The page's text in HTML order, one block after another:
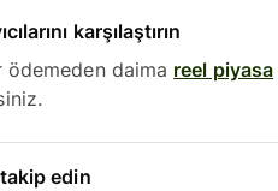
karşılaştırın
daima reel piyasa
takip edin